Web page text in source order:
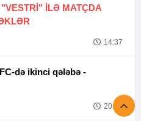
"VESTRİ" İLƏ MATÇDA
14:37
Tofiq Musayevdən UFC-də ikinci qələbə -
20:52